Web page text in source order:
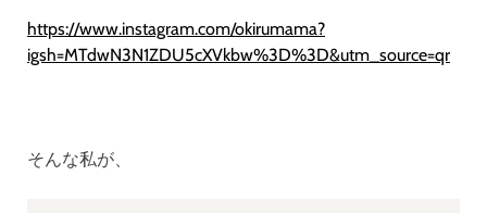
https://www.instagram.com/okirumama?
igsh=MTdwN3N1ZDU5cXVkbw%3D%3D&utm_source=qr
そんな私が、